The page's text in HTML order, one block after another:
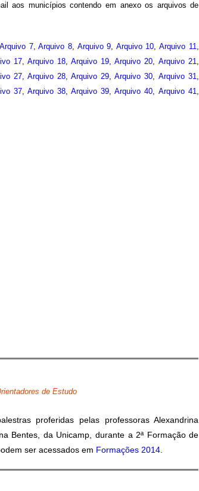
aos municípios contendo em anexo os arquivos de
Arquivo 7,Arquivo 8, Arquivo 9, Arquivo 10, Arquivo 11,
17,Arquivo 18,Arquivo 19,Arquivo 20, Arquivo 21,
27,Arquivo 28,Arquivo 29,Arquivo 30, Arquivo 31,
37,Arquivo 38,Arquivo 39,Arquivo 40, Arquivo 41,
de Estudo
proferidas pelas professoras Alexandrina
Bentes, da Unicamp, durante a 2ª Formação de
ser acessados em Formações 2014